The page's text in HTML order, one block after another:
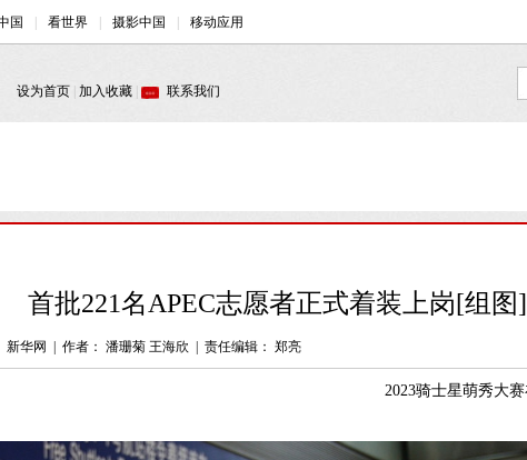
首批221名APEC志愿者正式着装上岗[组图]
新华网 作者： 潘珊菊 王海欣 责任编辑： 郑亮